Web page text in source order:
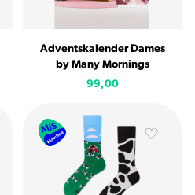
Adventskalender Dames
by Many Mornings
99,00